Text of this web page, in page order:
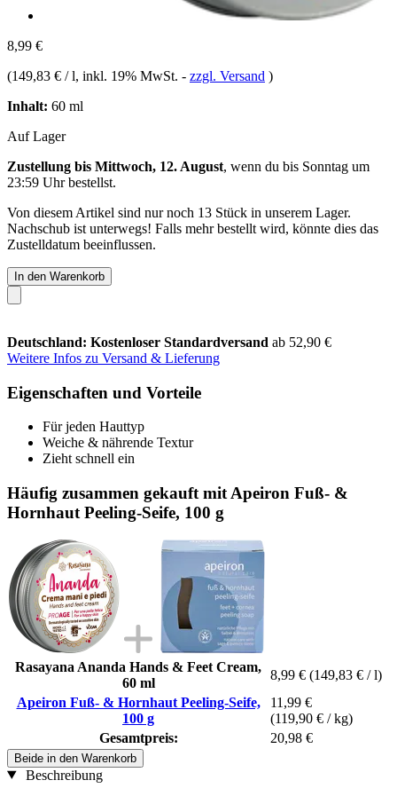
8,99 €
(149,83 € / l, inkl. 19% MwSt. - zzgl. Versand )
Inhalt: 60 ml
Auf Lager
Zustellung bis Mittwoch, 12. August, wenn du bis Sonntag um
23:59 Uhrbestellst.
Von diesem Artikel sind nur noch 13 Stück in unserem Lager.
Nachschub ist unterwegs! Falls mehr bestellt wird, könnte dies das
Zustelldatum beeinflussen.
In den Warenkorb
Deutschland: Kostenloser Standardversand ab 52,90 €
Weitere Infos zu Versand & Lieferung
Eigenschaften und Vorteile
Für jeden Hauttyp
Weiche & nährende Textur
Zieht schnell ein
Häufig zusammen gekauft mit Apeiron Fuß- &
Hornhaut Peeling-Seife, 100 g
Rasayana Ananda Hands & Feet Cream,
60 ml
8,99 € (149,83 € / l)
Apeiron Fuß- & Hornhaut Peeling-Seife,
100 g
11,99 €
(119,90 € / kg)
Gesamtpreis:
20,98 €
Beide in den Warenkorb
Beschreibung